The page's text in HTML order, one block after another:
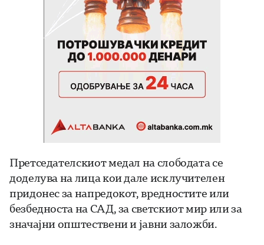
Претседателскиот медал на слободата се
доделува на лица кои дале исклучителен
придонес за напредокот, вредностите или
безбедноста на САД, за светскиот мир или за
значајни општествени и јавни заложби.